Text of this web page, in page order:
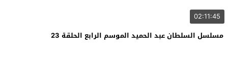
02:11:45
مسلسل السلطان عبد الحميد الموسم الرابع الحلقة 23